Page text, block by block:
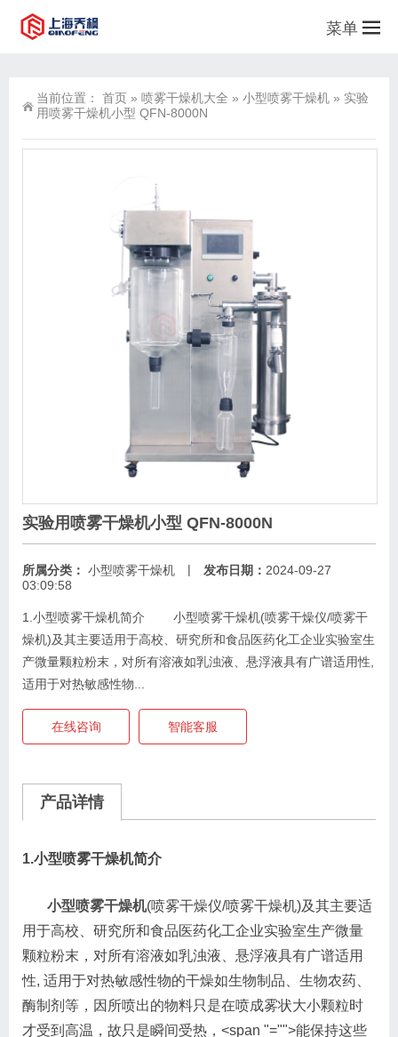
菜单
当前位置： 首页 » 喷雾干燥机大全 » 小型喷雾干燥机 » 实验
用喷雾干燥机小型 QFN-8000N
实验用喷雾干燥机小型 QFN-8000N
所属分类： 小型喷雾干燥机 | 发布日期： 2024-09-27
03:09:58
1.小型喷雾干燥机简介 小型喷雾干燥机(喷雾干燥仪/喷雾干
燥机)及其主要适用于高校、研究所和食品医药化工企业实验室生
产微量颗粒粉末，对所有溶液如乳浊液、悬浮液具有广谱适用性,
适用于对热敏感性物...
在线咨询 智能客服
产品详情
1.小型喷雾干燥机简介
小型喷雾干燥机(喷雾干燥仪/喷雾干燥机)及其主要适
用于高校、研究所和食品医药化工企业实验室生产微量
颗粒粉末，对所有溶液如乳浊液、悬浮液具有广谱适用
性, 适用于对热敏感性物的干燥如生物制品、生物农药、
酶制剂等，因所喷出的物料只是在喷成雾状大小颗粒时
才受到高温，故只是瞬间受热，<span "="">能保持这些